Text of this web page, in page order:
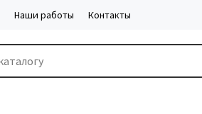
Наши работы Контакты